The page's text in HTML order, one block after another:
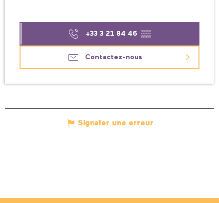
+33 3 21 84 46 ▒▒
Contactez-nous
Signaler une erreur